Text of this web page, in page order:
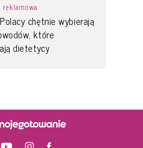
chętnie wybierają
które
dietetycy